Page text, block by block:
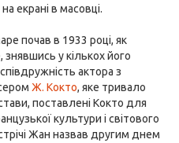
екрані в масовці.
почав в 1933 році, як
у кількох його
актора з
Ж. Кокто, яке тривало
поставлені Кокто для
культури і світового
Жан назвав другим днем